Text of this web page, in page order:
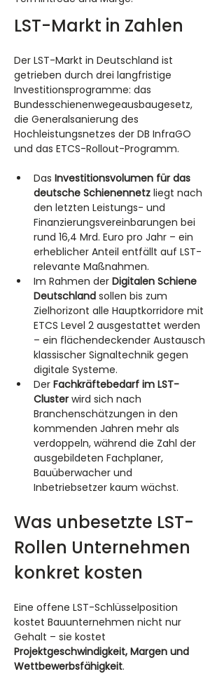
LST-Markt in Zahlen
Der LST-Markt in Deutschland ist
getrieben durch drei langfristige
Investitionsprogramme: das
Bundesschienenwegeausbaugesetz,
die Generalsanierung des
Hochleistungsnetzes der DB InfraGO
und das ETCS-Rollout-Programm.
Das Investitionsvolumen für das
deutsche Schienennetz liegt nach
den letzten Leistungs- und
Finanzierungsvereinbarungen bei
rund 16,4 Mrd. Euro pro Jahr – ein
erheblicher Anteil entfällt auf LST-
relevante Maßnahmen.
Im Rahmen der Digitalen Schiene
Deutschland sollen bis zum
Zielhorizont alle Hauptkorridore mit
ETCS Level 2 ausgestattet werden
– ein flächendeckender Austausch
klassischer Signaltechnik gegen
digitale Systeme.
Der Fachkräftebedarf im LST-
Cluster wird sich nach
Branchenschätzungen in den
kommenden Jahren mehr als
verdoppeln, während die Zahl der
ausgebildeten Fachplaner,
Bauüberwacher und
Inbetriebsetzer kaum wächst.
Was unbesetzte LST-
Rollen Unternehmen
konkret kosten
Eine offene LST-Schlüsselposition
kostet Bauunternehmen nicht nur
Gehalt – sie kostet
Projektgeschwindigkeit, Margen und
Wettbewerbsfähigkeit.